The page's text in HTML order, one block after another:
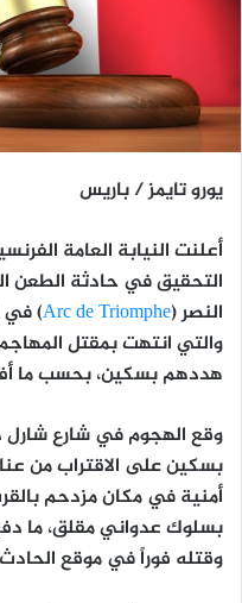
يورو تايمز / باريس
أعلنت النيابة العامة
التحقيق في حادثة
النصر (Arc de Triomphe) في
والتي انتهت بمقتل
هددهم بسكين، بحسب ما
وقع الهجوم في شارع
بسكين على الاقتراب من
أمنية في مكان مزدحم
بسلوك عدواني مقلق، ما
وقتله فوراً في موقع